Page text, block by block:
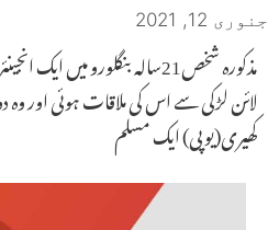
جنوری 12, 2021
مذکورہ شخص21سالہ بنگلورو
لائن لڑکی سے اس کی ملاقات ہوئی اور
کھیری(یوپی) ایک مسلم